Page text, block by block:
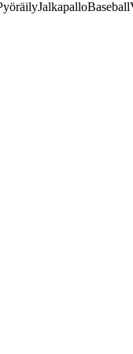
JalkapalloBaseball